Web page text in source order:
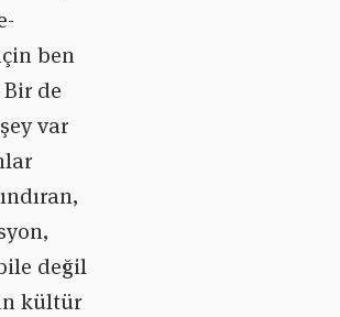
ben
de
var
değil
kültür